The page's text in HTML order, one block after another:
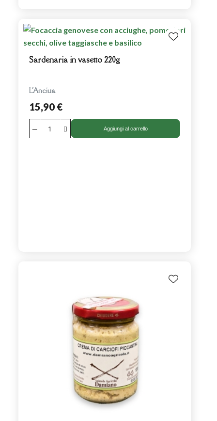
Sardenaria in vasetto 220g
L'Anciua
15,90 €
Aggiungi al carrello